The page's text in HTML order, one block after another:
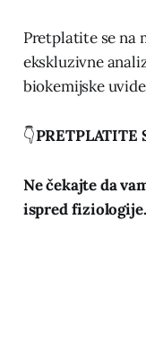
Pretplatite se na
ekskluzivne
biokemijske
👇PRETPLATITE
Ne čekajte da
ispred fiziologije.